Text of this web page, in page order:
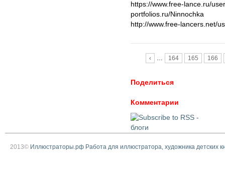
https://www.free-lance.ru/
portfolios.ru/Ninnochka
http://www.free-lancers.net/
‹ … 164 165 166
Поделиться
Комментарии
2013© Иллюстраторы.рф Работа для иллюстратора, художника детских